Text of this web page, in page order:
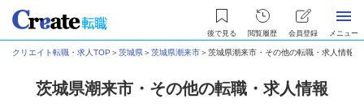
後で見る 閲覧履歴 会員登録 メニュー
クリエイト転職・求人TOP ＞茨城県＞茨城県潮来市＞茨城県潮来市・その他の転職・求人情報
茨城県潮来市・その他の転職・求人情報